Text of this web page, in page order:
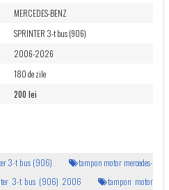
MERCEDES-BENZ
SPRINTER 3-t bus (906)
2006-2026
180 de zile
200 lei
3-t bus (906)
tampon motor mercedes-
3-t bus (906) 2006
tampon motor